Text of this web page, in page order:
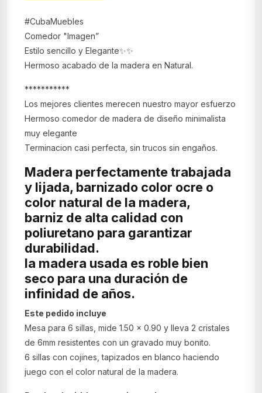
#CubaMuebles
Comedor "Imagen”
Estilo sencillo y Elegante✨✨
Hermoso acabado de la madera en Natural.
***********
Los mejores clientes merecen nuestro mayor esfuerzo
Hermoso comedor de madera de diseño minimalista
muy elegante
Terminacion casi perfecta, sin trucos sin engaños.
Madera perfectamente trabajada
y lijada, barnizado color ocre o
color natural de la madera,
barniz de alta calidad con
poliuretano para garantizar
durabilidad.
la madera usada es roble bien
seco para una duración de
infinidad de años.
Este pedido incluye
Mesa para 6 sillas, mide 1.50 x 0.90 y lleva 2 cristales
de 6mm resistentes con un gravado muy bonito.
6 sillas con cojines, tapizados en blanco haciendo
juego con el color natural de la madera.